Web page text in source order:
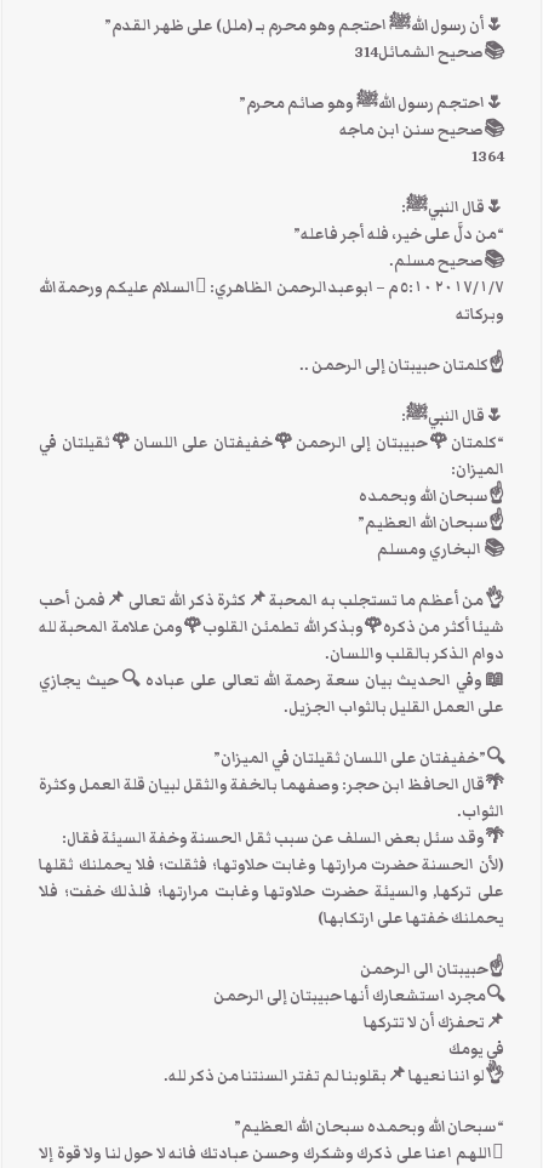
🌷أن رسول اللهﷺ احتجم وهو محرم بـ (ملل) على ظهر القدم”
📚صحيح الشمائل314
🌷احتجم رسول اللهﷺ وهو صائم محرم”
📚صحيح سنن ابن ماجه
1364
🌷قال النبيﷺ:
“من دلَّ على خير، فله أجر فاعله”
📚صحيح مسلم.
٧‏/١‏/٢٠١٧ ٥:١٠ م – ابوعبدالرحمن الظاهري: السلام عليكم ورحمة الله
وبركاته
☝كلمتان حبيبتان إلى الرحمن ..
🌷قال النبيﷺ:
“كلمتان🌹حبيبتان إلى الرحمن🌹خفيفتان على اللسان🌹ثقيلتان في
الميزان:
☝سبحان الله وبحمده
☝سبحان الله العظيم”
📚 البخاري ومسلم
👌من أعظم ما تستجلب به المحبة 📌كثرة ذكر الله تعالى 📌فمن أحب
شيئا أكثر من ذكره🌹وبذكر الله تطمئن القلوب🌹ومن علامة المحبة لله
دوام الذكر بالقلب واللسان.
📖وفي الحديث بيان سعة رحمة الله تعالى على عباده 🔍حيث يجازي
على العمل القليل بالثواب الجزيل.
🔍”خفيفتان على اللسان ثقيلتان في الميزان”
🌴قال الحافظ ابن حجر: وصفهما بالخفة والثقل لبيان قلة العمل وكثرة
الثواب.
🌴وقد سئل بعض السلف عن سبب ثقل الحسنة وخفة السيئة فقال:
(لأن الحسنة حضرت مرارتها وغابت حلاوتها؛ فثقلت؛ فلا يحملنك ثقلها
على تركها, والسيئة حضرت حلاوتها وغابت مرارتها؛ فلذلك خفت؛ فلا
يحملنك خفتها على ارتكابها)
☝حبيبتان الى الرحمن
🔍مجرد استشعارك أنها حبيبتان إلى الرحمن
📌تحفزك أن لا تتركها
في يومك
👌لو اننا نعيها 📌بقلوبنا لم تفتر السنتنا من ذكر لله.
“سبحان الله وبحمده سبحان الله العظيم”
اللهم اعنا على ذكرك وشكرك وحسن عبادتك فانه لا حول لنا ولا قوة إلا